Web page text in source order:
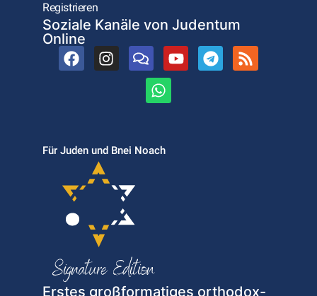
Registrieren
Soziale Kanäle von Judentum
Online
Für Juden und Bnei Noach
Erstes großformatiges orthodox-